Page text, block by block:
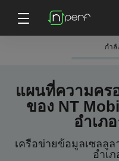
กําลั
แผนที่ความคร
ของ NT
อำเภ
เครือข่ายข้อมูลเซลลูล
อำเ